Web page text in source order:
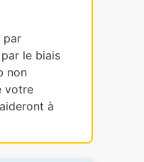
par
le biais
non
votre
à